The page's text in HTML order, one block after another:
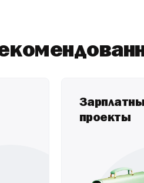
проекты